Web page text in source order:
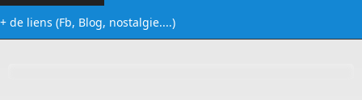
+ de liens (Fb, Blog, nostalgie....)